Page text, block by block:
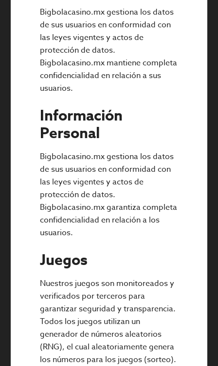
Bigbolacasino.mx gestiona los datos
de sus usuarios en conformidad con
las leyes vigentes y actos de
protección de datos.
Bigbolacasino.mx mantiene completa
confidencialidad en relación a sus
usuarios.
Información
Personal
Bigbolacasino.mx gestiona los datos
de sus usuarios en conformidad con
las leyes vigentes y actos de
protección de datos.
Bigbolacasino.mx garantiza completa
confidencialidad en relación a los
usuarios.
Juegos
Nuestros juegos son monitoreados y
verificados por terceros para
garantizar seguridad y transparencia.
Todos los juegos utilizan un
generador de números aleatorios
(RNG), el cual aleatoriamente genera
los números para los juegos (sorteo).